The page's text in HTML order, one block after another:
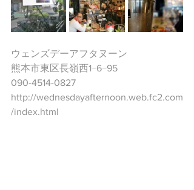
ウェンズデーアフタヌーン
熊本市東区長嶺西1−6−95
090-4514-0827
http://wednesdayafternoon.web.fc2.com
/index.html